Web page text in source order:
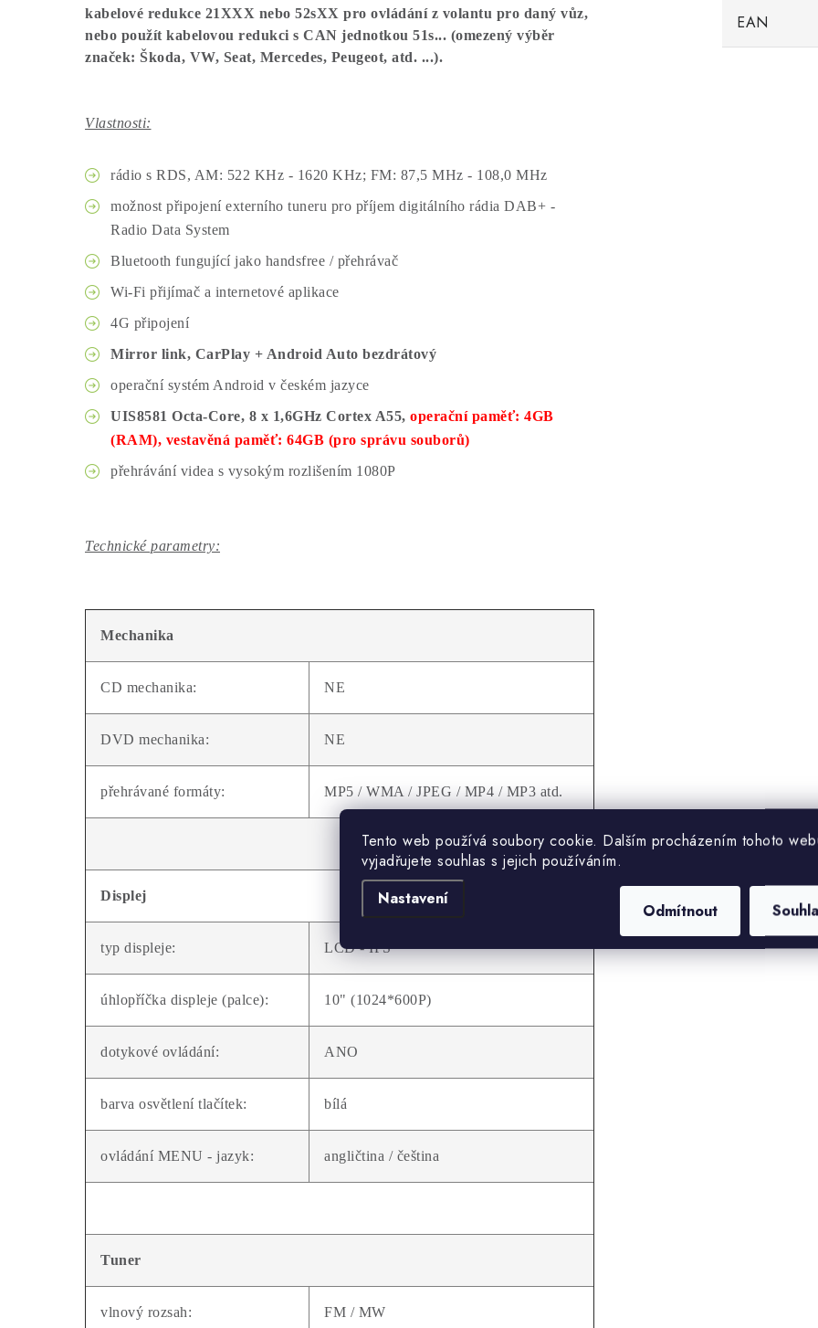
Tento web používá soubory cookie. Dalším procházením tohoto
vyjadřujete souhlas s jejich používáním.
Nastavení
Odmítnout
kabelové redukce 21XXX nebo 52sXX pro ovládání z volantu pro daný vůz,
nebo použít kabelovou redukci s CAN jednotkou 51s... (omezený výběr
značek: Škoda, VW, Seat, Mercedes, Peugeot, atd. ...).
Vlastnosti:
rádio s RDS, AM: 522 KHz - 1620 KHz; FM: 87,5 MHz - 108,0 MHz
možnost připojení externího tuneru pro příjem digitálního rádia DAB+ -
Radio Data System
Bluetooth fungující jako handsfree / přehrávač
Wi-Fi přijímač a internetové aplikace
4G připojení
Mirror link, CarPlay + Android Auto bezdrátový
operační systém Android v českém jazyce
UIS8581 Octa-Core, 8 x 1,6GHz Cortex A55, operační paměť: 4GB
(RAM), vestavěná paměť: 64GB (pro správu souborů)
přehrávání videa s vysokým rozlišením 1080P
Technické parametry:
Mechanika
CD mechanika: NE
DVD mechanika: NE
přehrávané formáty: MP5 / WMA / JPEG / MP4 / MP3 atd.
Displej
typ displeje: LCD - IPS
úhlopříčka displeje (palce): 10" (1024*600P)
dotykové ovládání: ANO
barva osvětlení tlačítek: bílá
ovládání MENU - jazyk: angličtina / čeština
Tuner
vlnový rozsah: FM / MW
EAN